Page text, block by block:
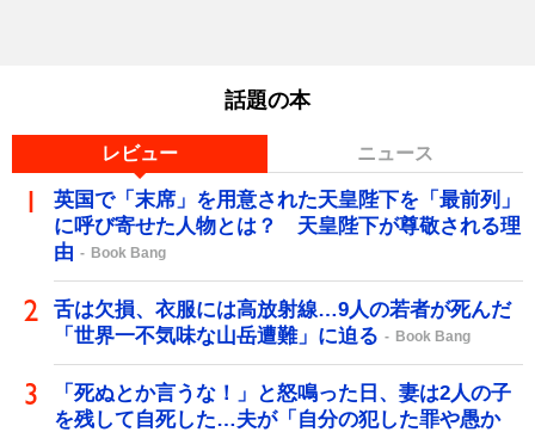
話題の本
レビュー ニュース
英国で「末席」を用意された天皇陛下を「最前列」
に呼び寄せた人物とは？ 天皇陛下が尊敬される理
由
Book Bang
舌は欠損、衣服には高放射線…9人の若者が死んだ
「世界一不気味な山岳遭難」に迫る
Book Bang
「死ぬとか言うな！」と怒鳴った日、妻は2人の子
を残して自死した…夫が「自分の犯した罪や愚か